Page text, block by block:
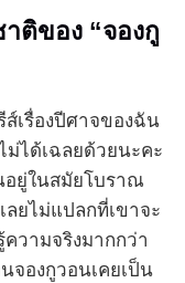
ติของ “จองกู
เรื่องปีศาจของฉัน
ม่ได้เฉลยด้วยนะคะ
อยู่ในสมัยโบราณ
ยไม่แปลกที่เขาจะ
วามจริงมากกว่า
จองกูวอนเคยเป็น